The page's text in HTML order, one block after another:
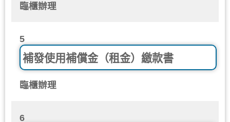
臨櫃辦理
5
補發使用補償金（租金）繳款書
臨櫃辦理
6